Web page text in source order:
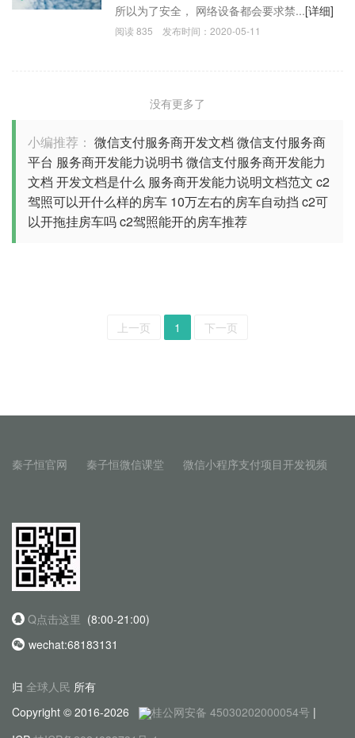
所以为了安全， 网络设备都会要求禁...[详细]
阅读835 发布时间：2020-05-11
没有更多了
小编推荐： 微信支付服务商开发文档 微信支付服务商
平台 服务商开发能力说明书 微信支付服务商开发能力
文档 开发文档是什么 服务商开发能力说明文档范文 c2
驾照可以开什么样的房车 10万左右的房车自动挡 c2可
以开拖挂房车吗c2驾照能开的房车推荐
上一页 1 下一页
秦子恒官网 秦子恒微信课堂 微信小程序支付项目开发视频
Q点击这里 (8:00-21:00)
wechat:68183131
归 全球人民 所有
Copyright © 2016-2026
桂公网安备 45030202000054号 |